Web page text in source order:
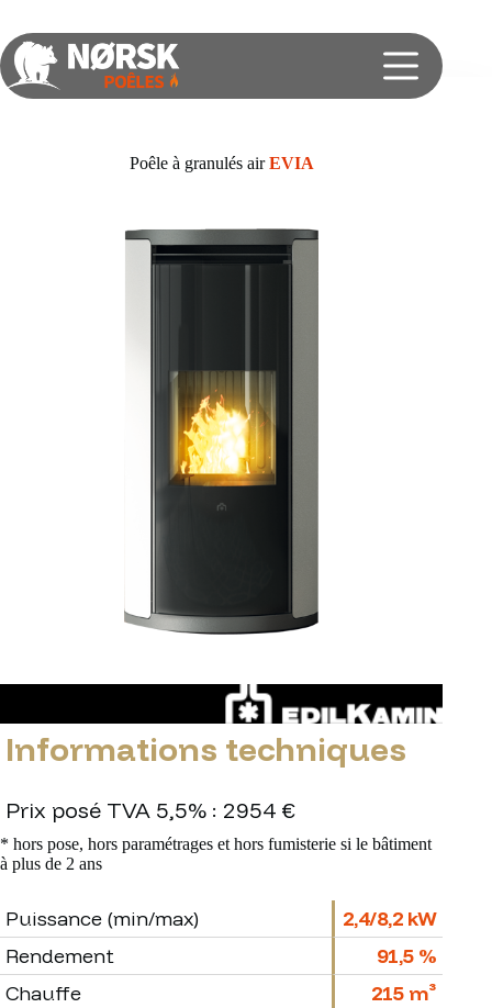
Poêle à granulés airEVIA
Informations techniques
Prix posé TVA 5,5% : 2954 €
* hors pose, hors paramétrages et hors fumisterie si le bâtiment
à plus de 2 ans
Puissance (min/max)
2,4/8,2 kW
Rendement
91,5 %
Chauffe
215 m³